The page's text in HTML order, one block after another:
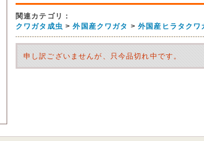
関連カテゴリ：
クワガタ成虫 >外国産クワガタ >外国産ヒラタクワ
申し訳ございませんが、只今品切れ中です。